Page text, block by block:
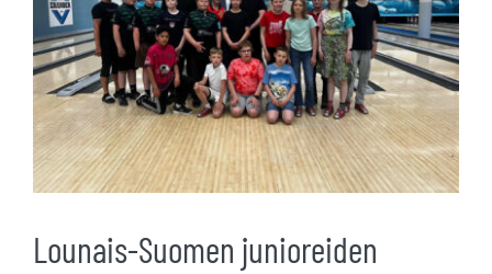
Lounais-Suomen junioreiden